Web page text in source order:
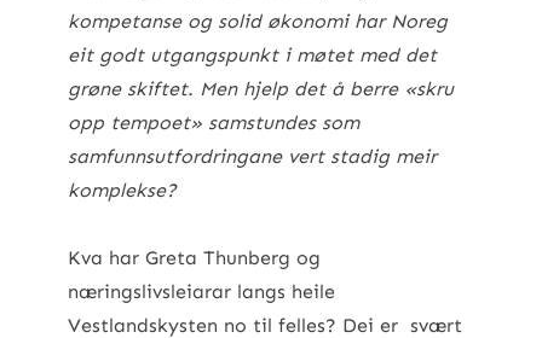
kompetanse og solid økonomi har Noreg
eit godt utgangspunkt i møtet med det
grøne skiftet. Men hjelp det å berre «skru
opp tempoet» samstundes som
samfunnsutfordringane vert stadig meir
komplekse?
Kva har Greta Thunberg og
næringslivsleiarar langs heile
Vestlandskysten no til felles? Dei er svært